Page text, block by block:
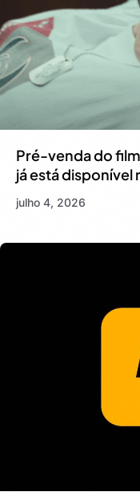
Pré-venda do
já está disponível
julho 4, 2026